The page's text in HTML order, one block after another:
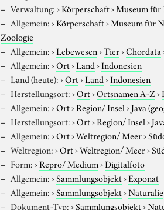
Verwaltung:›Körperschaft›Museum
Allgemein:›Körperschaft›Museum für
Zoologie
Allgemein:›Lebewesen›Tier›Chordata
Allgemein:›Ort›Land›Indonesien
Land (heute):›Ort›Land›Indonesien
Herstellungsort:›Ort›Ortsnamen A-Z›
Allgemein:›Ort›Region/ Insel›Java
Herstellungsort:›Ort›Region/ Insel›
Allgemein:›Ort›Weltregion/ Meer›
Weltregion:›Ort›Weltregion/ Meer›
Form:›Repro/ Medium›Digitalfoto
Allgemein:›Sammlungsobjekt›Exponat
Allgemein:›Sammlungsobjekt›Naturalie
Dokument-Typ:›Sammlungsobjekt›